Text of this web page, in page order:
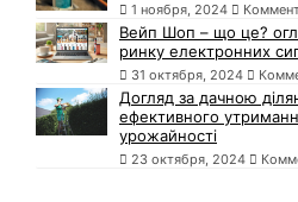
1 ноября, 2024
Вейп Шоп – що це?
ринку електронних
31 октября, 2024
Догляд за дачною
ефективного
урожайності
23 октября, 2024